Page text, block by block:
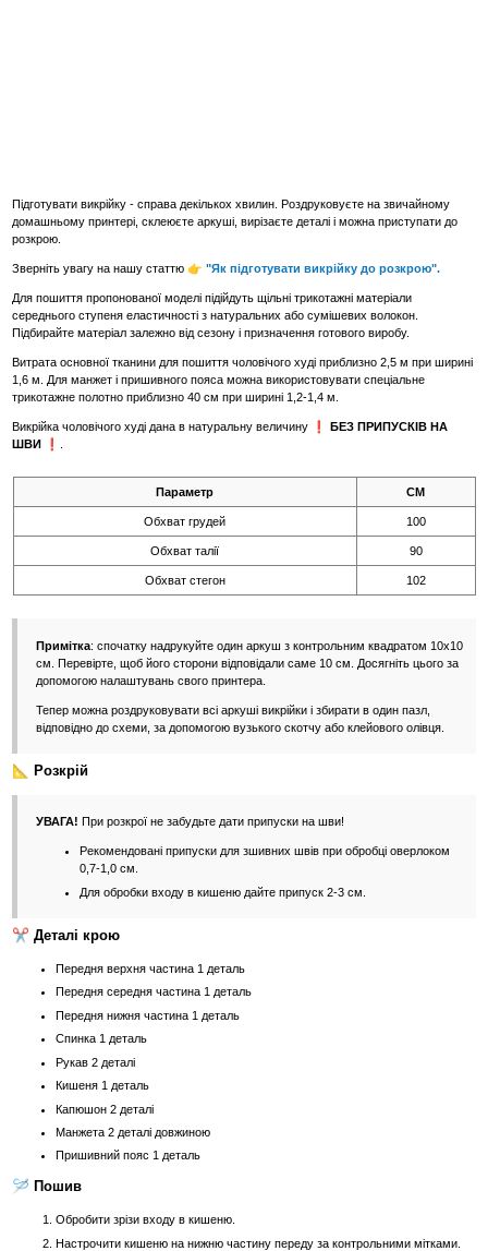
Підготувати викрійку - справа декількох хвилин. Роздруковуєте на звичайному
домашньому принтері, склеюєте аркуші, вирізаєте деталі і можна приступати до
розкрою.
Зверніть увагу на нашу статтю 👉"Як підготувати викрійку до розкрою".
Для пошиття пропонованої моделі підійдуть щільні трикотажні матеріали
середнього ступеня еластичності з натуральних або сумішевих волокон.
Підбирайте матеріал залежно від сезону і призначення готового виробу.
Витрата основної тканини для пошиття чоловічого худі приблизно 2,5 м при ширині
1,6 м. Для манжет і пришивного пояса можна використовувати спеціальне
трикотажне полотно приблизно 40 см при ширині 1,2-1,4 м.
Викрійка чоловічого худі дана в натуральну величину
❗ БЕЗ ПРИПУСКІВ НА
ШВИ ❗
Параметр СМ
Обхват грудей 100
Обхват талії 90
Обхват стегон 102
Примітка: спочатку надрукуйте один аркуш з контрольним квадратом 10х10
см. Перевірте, щоб його сторони відповідали саме 10 см. Досягніть цього за
допомогою налаштувань свого принтера.
Тепер можна роздруковувати всі аркуші викрійки і збирати в один пазл,
відповідно до схеми, за допомогою вузького скотчу або клейового олівця.
📐 Розкрій
УВАГА! При розкрої не забудьте дати припуски на шви!
Рекомендовані припуски для зшивних швів при обробці оверлоком
0,7-1,0 см.
Для обробки входу в кишеню дайте припуск 2-3 см.
✂️ Деталі крою
Передня верхня частина 1 деталь
Передня середня частина 1 деталь
Передня нижня частина 1 деталь
Спинка 1 деталь
Рукав 2 деталі
Кишеня 1 деталь
Капюшон 2 деталі
Манжета 2 деталі довжиною
Пришивний пояс 1 деталь
🪡 Пошив
Обробити зрізи входу в кишеню.
Настрочити кишеню на нижню частину переду за контрольними мітками.